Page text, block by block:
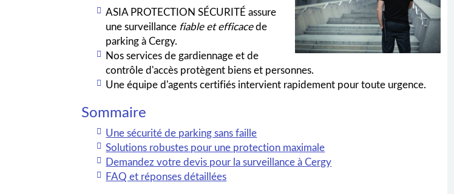
ASIA PROTECTION SÉCURITÉ assure
une surveillance fiable et efficacede
parking à Cergy.
Nos services de gardiennage et de
contrôle d'accès protègent biens et personnes.
Une équipe d'agents certifiés intervient rapidement pour toute urgence.
Sommaire
Une sécurité de parking sans faille
Solutions robustes pour une protection maximale
Demandez votre devis pour la surveillance à Cergy
FAQ et réponses détaillées